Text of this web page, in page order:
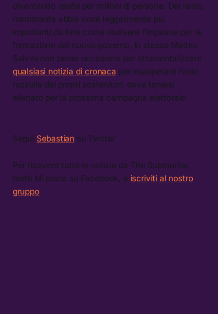
diventando realtàper milioni di persone. Del resto,
nonostante abbia cose leggermente più
importanti da fare come risolvere l’impasse per la
formazione del nuovo governo, lo stesso Matteo
Salvini non perde occasione per strumentalizzare
qualsiasi notizia di cronaca per esasperare l’odio
razziale dei propri sostenitori: deve tenersi
allenato per la prossima campagna elettorale.
Segui Sebastian su Twitter
Per ricevere tutte le notizie da The Submarine,
metti Mi piace su Facebook, e iscriviti al nostro
gruppo.